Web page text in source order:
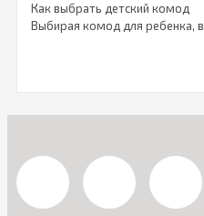
Как выбрать детский комод
Выбирая комод для ребенка,
Выбирая комод, родители
кроватке и остальной мебели
белая, слоновой кости, венге
комодов с легкостью